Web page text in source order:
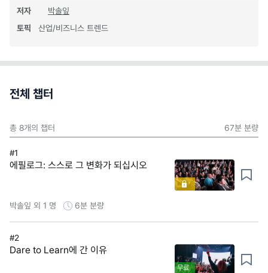
저자
박솔잎
토픽
산업/비즈니스 트렌드
전체 챕터
총 8개의 챕터 67분 분량
#1
에필로그: 스스로 그 변화가 되십시오
박솔잎 외 1 명 6분 분량
#2
Dare to Learn에 간 이유
무료